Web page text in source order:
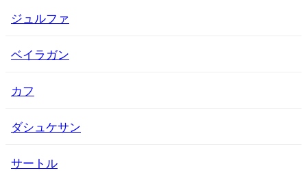
ジュルファ
ベイラガン
カフ
ダシュケサン
サートル